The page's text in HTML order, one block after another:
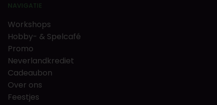
NAVIGATIE
Workshops
Hobby- & Spelcafé
Promo
Neverlandkrediet
Cadeaubon
Over ons
Feestjes